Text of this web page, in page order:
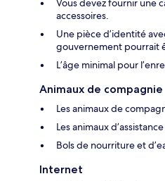
Vous devez fournir une
accessoires.
Une pièce d’identité
gouvernement pourrait
L’âge minimal pour
Animaux de compagnie
Les animaux de
Les animaux
Bols de nourriture et
Internet